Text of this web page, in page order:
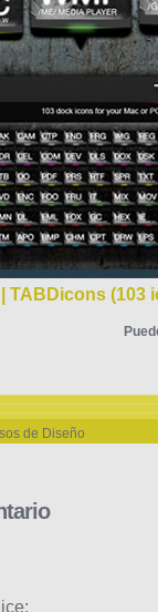
TABDicons (103
de Diseño